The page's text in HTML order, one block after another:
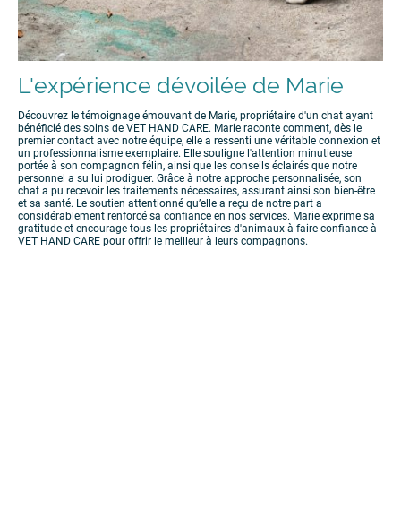
L'expérience dévoilée de Marie
Découvrez le témoignage émouvant de Marie, propriétaire d'un chat ayant
bénéficié des soins de VET HAND CARE. Marie raconte comment, dès le
premier contact avec notre équipe, elle a ressenti une véritable connexion et
un professionnalisme exemplaire. Elle souligne l'attention minutieuse
portée à son compagnon félin, ainsi que les conseils éclairés que notre
personnel a su lui prodiguer. Grâce à notre approche personnalisée, son
chat a pu recevoir les traitements nécessaires, assurant ainsi son bien-être
et sa santé. Le soutien attentionné qu’elle a reçu de notre part a
considérablement renforcé sa confiance en nos services. Marie exprime sa
gratitude et encourage tous les propriétaires d'animaux à faire confiance à
VET HAND CARE pour offrir le meilleur à leurs compagnons.